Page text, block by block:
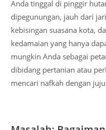
Anda tinggal di pinggir
dipegunungan, jauh dari
kebisingan suasana kota,
kedamaian yang hanya
mungkin Anda sebagai
dibidang pertanian atau
mencari nafkah dengan